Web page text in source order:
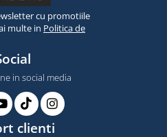
cu promotiile
multe in Politica de
in social media
clienti